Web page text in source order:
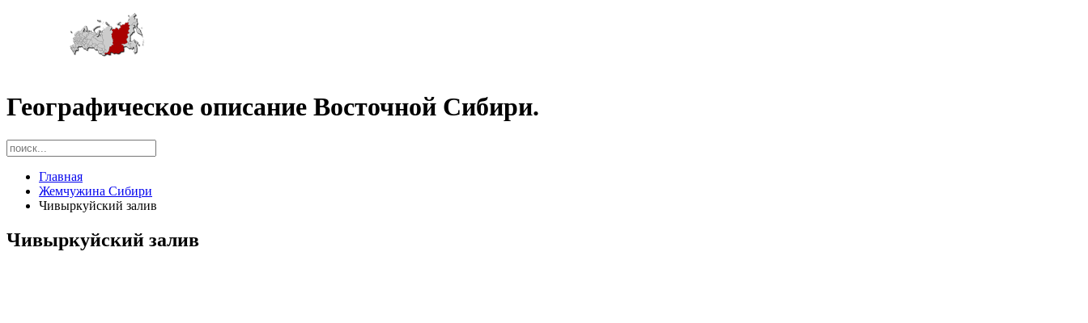
Географическое описание Восточной Сибири.
Главная
Жемчужина Сибири
Чивыркуйский залив
Чивыркуйский залив